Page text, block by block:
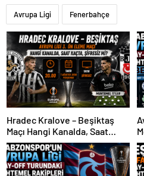
Avrupa Ligi Fenerbahçe
Hradec Kralove – Beşiktaş
Maçı Hangi Kanalda, Saat
Kaçta, Şifresiz Mi?